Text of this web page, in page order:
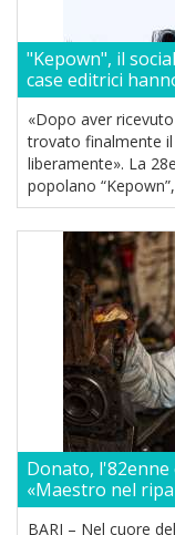
"Kepown", il
case editrici
«Dopo aver
trovato finalmente
liberamente». La
popolano
Donato,
«Maestro nel
BARI – Nel cuore